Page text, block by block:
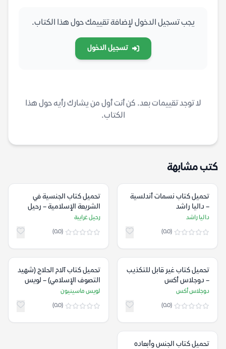
يجب تسجيل الدخول لإضافة تقييمك حول هذا الكتاب.
تسجيل الدخول
لا توجد تقييمات بعد. كن أنت أول من يشارك رأيه حول هذا
الكتاب.
كتب مشابهة
تحميل كتاب نسمات أندلسية
– داليا راشد
داليا راشد
(0.0)
تحميل كتاب الجنسية في
الشريعة الإسلامية – رحيل
غرايبة
رحيل غرايبة
(0.0)
تحميل كتاب غير قابل للتكذيب
– دوجلاس أكس
دوجلاس أكس
(0.0)
تحميل كتاب آلام الحلاج (شهيد
التصوف الإسلامي) – لويس
ماسينيون
لويس ماسينيون
(0.0)
تحميل كتاب الجنس وأبعاده